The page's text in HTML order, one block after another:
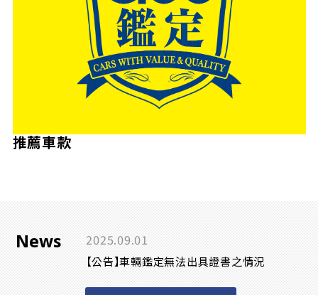
推薦車款
News 2025.09.01
【公告】車輛鑑定無法出具證書之情況